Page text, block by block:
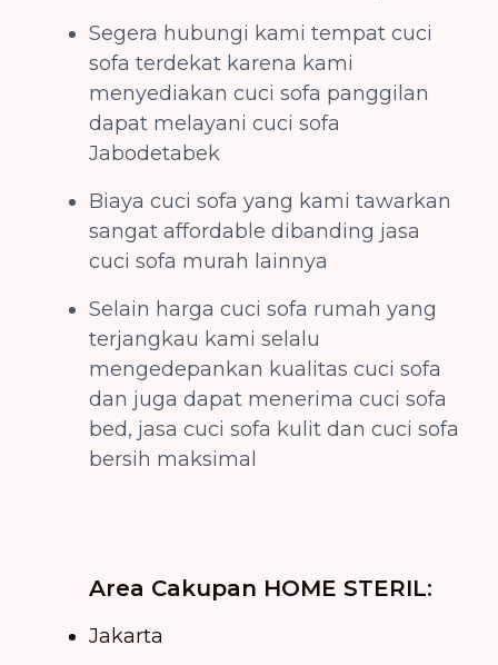
Segera hubungi kami tempat cuci
sofa terdekat karena kami
menyediakan cuci sofa panggilan
dapat melayani cuci sofa
Jabodetabek
Biaya cuci sofa yang kami tawarkan
sangat affordable dibanding jasa
cuci sofa murah lainnya
Selain harga cuci sofa rumah yang
terjangkau kami selalu
mengedepankan kualitas cuci sofa
dan juga dapat menerima cuci sofa
bed, jasa cuci sofa kulit dan cuci sofa
bersih maksimal
Area Cakupan HOME STERIL:
Jakarta